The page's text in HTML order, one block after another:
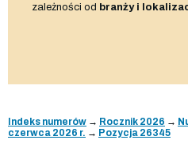
zależności od branży i
Indeks numerów → Rocznik 2026 →
czerwca 2026 r. → Pozycja 26345